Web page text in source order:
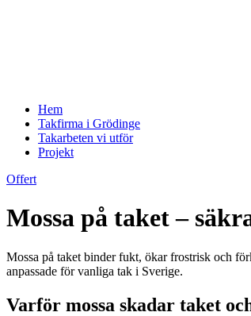
Hem
Takfirma i Grödinge
Takarbeten vi utför
Projekt
Offert
Mossa på taket –
Mossa på taket binder fukt, ökar frostrisk och
anpassade för vanliga tak i Sverige.
Varför mossa skadar taket